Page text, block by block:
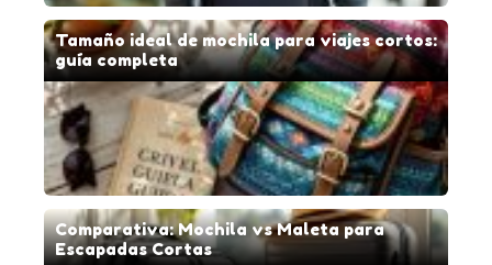
Tamaño ideal de mochila para viajes cortos:
guía completa
Comparativa: Mochila vs Maleta para
Escapadas Cortas